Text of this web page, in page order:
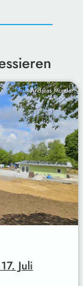
Andreas Munder
Juli